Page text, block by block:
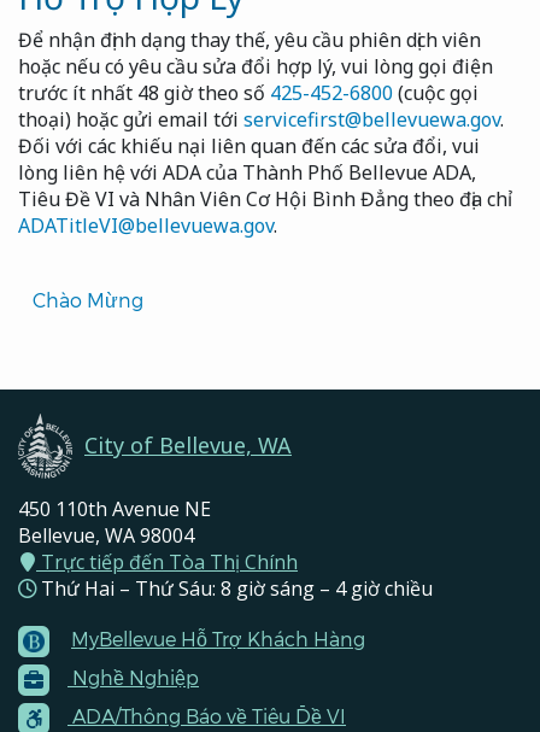
Translated
Chào Mừng
Để nhận định dạng thay thế, yêu cầu phiên dịch viên
hoặc nếu có yêu cầu sửa đổi hợp lý, vui lòng gọi điện
trước ít nhất 48 giờ theo số 425-452-6800(cuộc gọi
thoại) hoặc gửi email tới servicefirst@bellevuewa.gov.
Đối với các khiếu nại liên quan đến các sửa đổi, vui
lòng liên hệ với ADA của Thành Phố Bellevue ADA,
Tiêu Đề VI và Nhân Viên Cơ Hội Bình Đẳng theo địa chỉ
ADATitleVI@bellevuewa.gov.
City of Bellevue, WA
450 110th Avenue NE
Bellevue, WA 98004
Trực tiếp đến Tòa Thị Chính
Thứ Hai – Thứ Sáu: 8 giờ sáng – 4 giờ chiều
Footer
Menu
Contacts
MyBellevue Hỗ Trợ Khách Hàng
Nghề Nghiệp
ADA/Thông Báo về Tiêu Đề VI